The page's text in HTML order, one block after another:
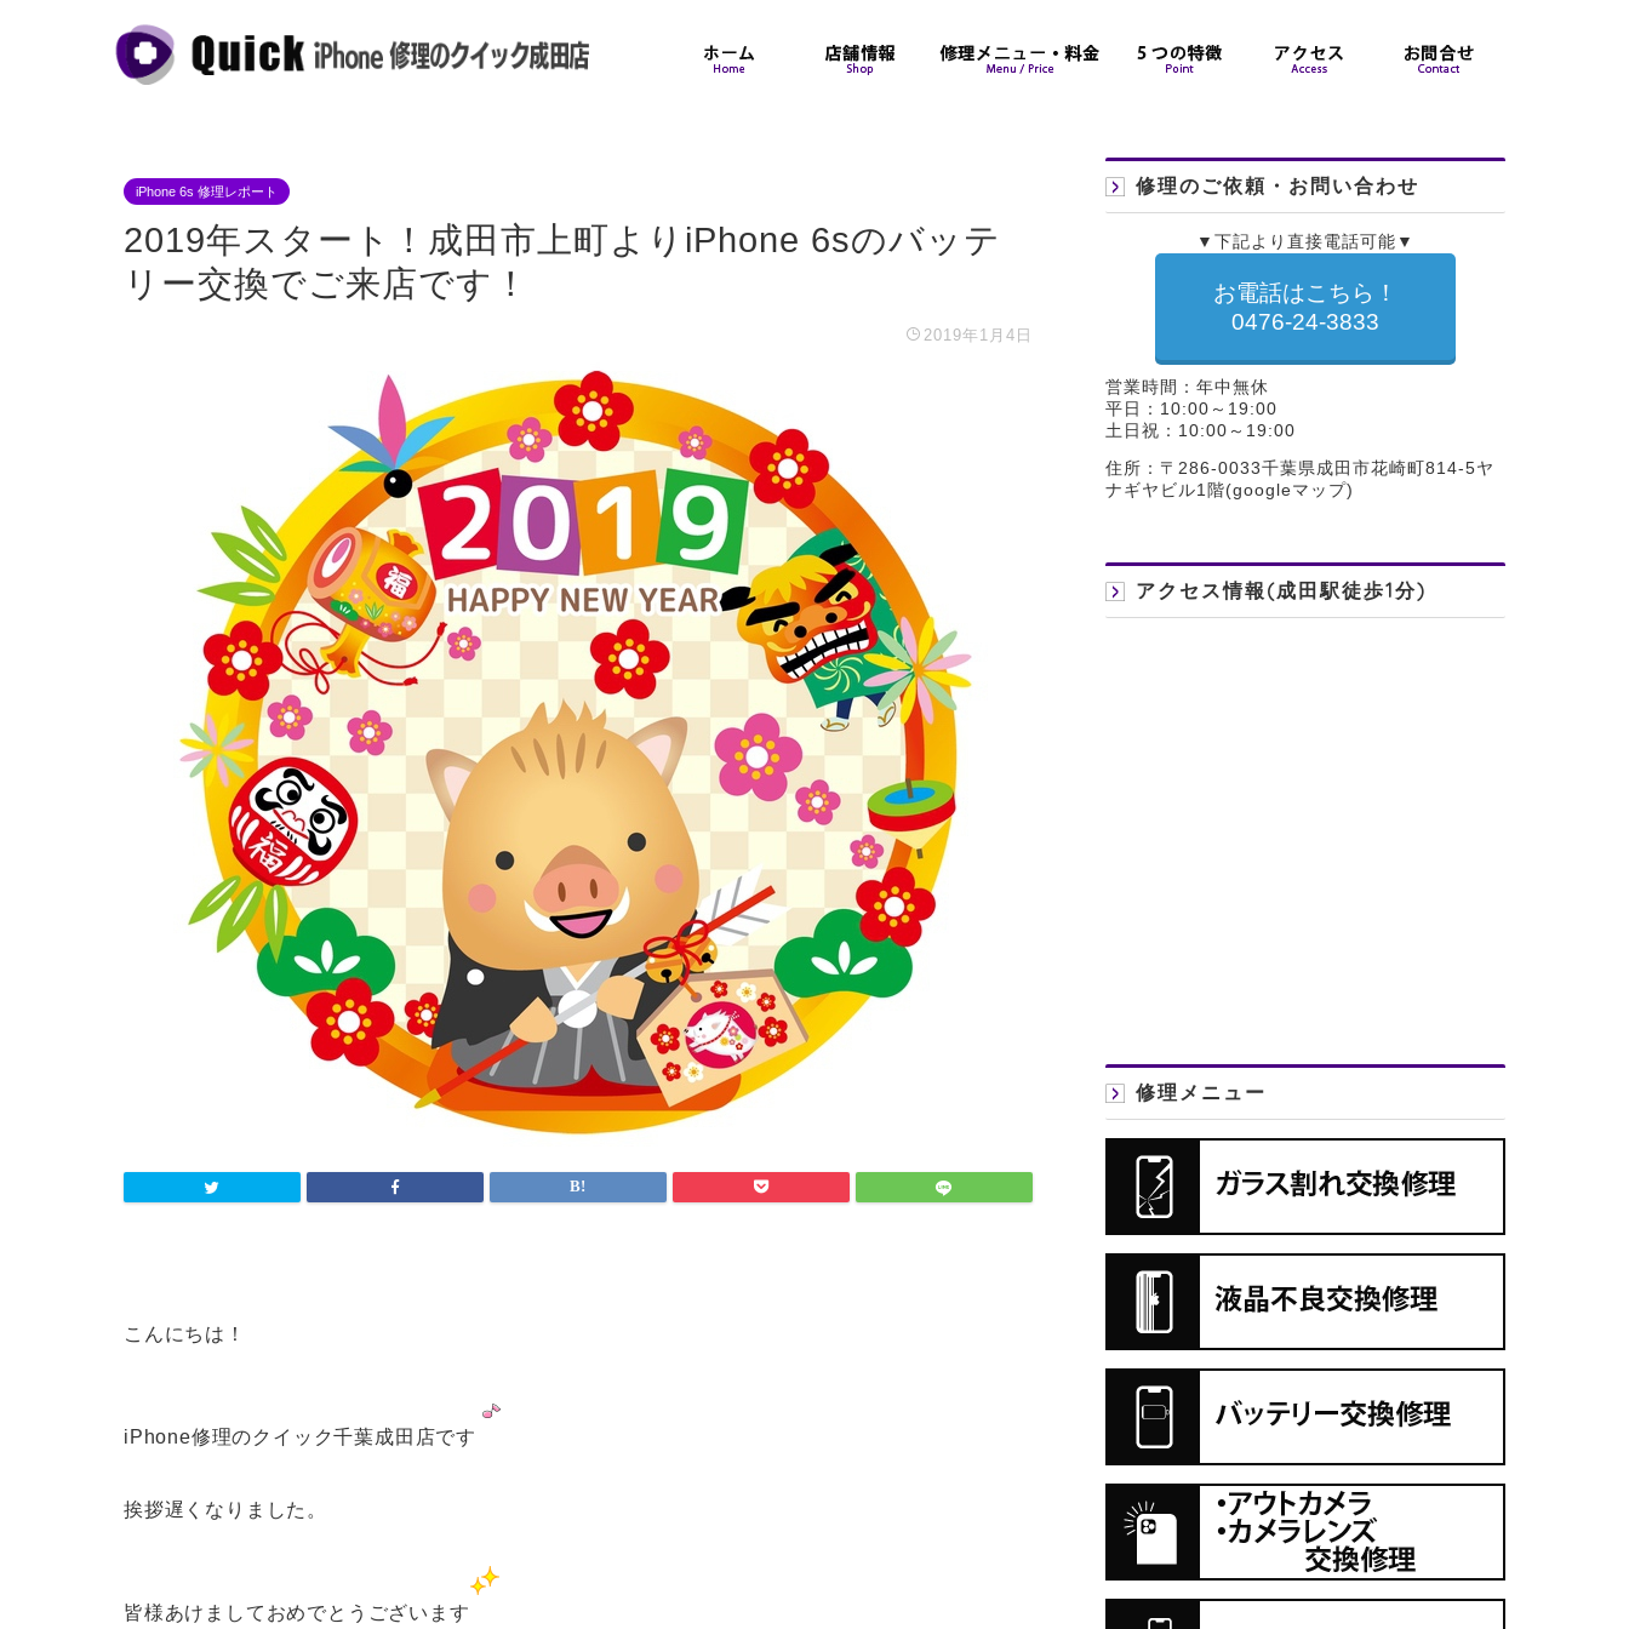
iPhone 6s 修理レポート
2019年スタート！成田市上町よりiPhone 6sのバッテ
リー交換でご来店です！
2019年1月4日
こんにちは！
iPhone修理のクイック千葉成田店です
挨拶遅くなりました。
皆様あけましておめでとうございます
修理のご依頼・お問い合わせ
▼下記より直接電話可能▼
お電話はこちら！
0476-24-3833
営業時間：年中無休
平日：10:00～19:00
土日祝：10:00～19:00
住所：〒286-0033千葉県成田市花崎町814-5ヤ
ナギヤビル1階(googleマップ)
アクセス情報(成田駅徒歩1分)
修理メニュー